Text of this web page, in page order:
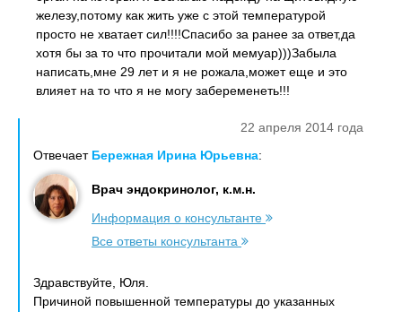
железу,потому как жить уже с этой температурой
просто не хватает сил!!!!Спасибо за ранее за ответ,да
хотя бы за то что прочитали мой мемуар)))Забыла
написать,мне 29 лет и я не рожала,может еще и это
влияет на то что я не могу забеременеть!!!
22 апреля 2014 года
Отвечает Бережная Ирина Юрьевна:
Врач эндокринолог, к.м.н.
Информация о консультанте
Все ответы консультанта
Здравствуйте, Юля.
Причиной повышенной температуры до указанных